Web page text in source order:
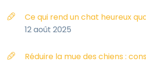
Ce qui rend un chat heureux
12 août 2025
Réduire la mue des chiens :